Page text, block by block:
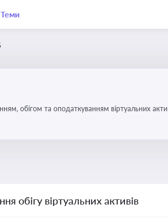
Теми
обігом та оподаткуванням віртуальних
обігу віртуальних активів